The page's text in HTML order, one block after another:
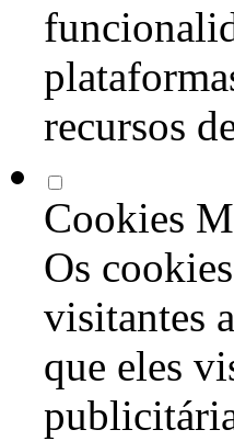
recursos
Cookies
Os
visitantes
que eles